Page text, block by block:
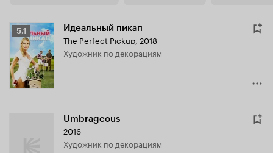
Рейтинг
Кинопоиска
5.1
5.1 Идеальный пикап
The Perfect Pickup, 2018
Художник по декорациям
Umbrageous
2016
Художник по декорациям